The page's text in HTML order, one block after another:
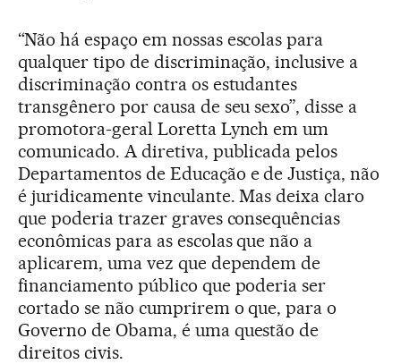
“Não há espaço em nossas escolas para
qualquer tipo de discriminação, inclusive a
discriminação contra os estudantes
transgênero por causa de seu sexo”, disse a
promotora-geral Loretta Lynch em um
comunicado. A diretiva, publicada pelos
Departamentos de Educação e de Justiça, não
é juridicamente vinculante. Mas deixa claro
que poderia trazer graves consequências
econômicas para as escolas que não a
aplicarem, uma vez que dependem de
financiamento público que poderia ser
cortado se não cumprirem o que, para o
Governo de Obama, é uma questão de
direitos civis.